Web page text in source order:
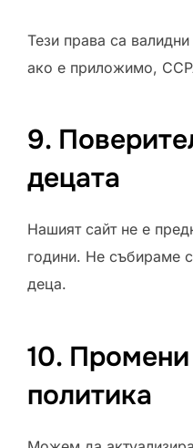
Тези права са валидни
ако е приложимо,
9.
децата
Нашият сайт не е
години. Не събираме
деца.
10. Промени
политика